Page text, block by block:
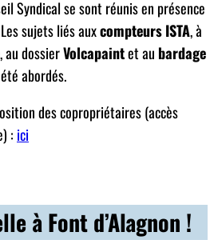
Syndical se sont réunis en présence
sujets liés auxcompteursISTA, à
, au dossierVolcapaintet au bardage
abordés.
des copropriétaires (accès
: ici
à Font d’Alagnon !